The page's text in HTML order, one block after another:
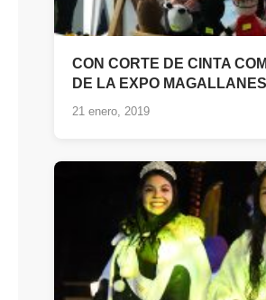
CON CORTE DE CINTA
DE LA EXPO MAGALLANES
21 enero, 2019